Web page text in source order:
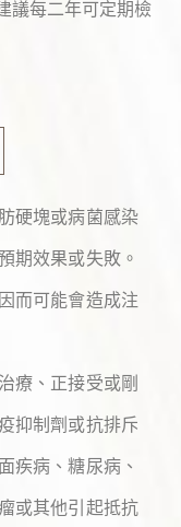
議每二年可定期檢
硬塊或病菌感染
期效果或失敗。
而可能會造成注
療、正接受或剛
抑制劑或抗排斥
疾病、糖尿病、
或其他引起抵抗